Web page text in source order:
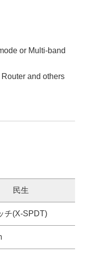
or Multi-band
and others
民生
チ(X-SPDT)